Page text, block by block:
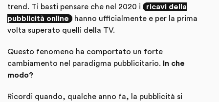
trend. Ti basti pensare che nel 2020 i
ricavi della
pubblicità online
hanno ufficialmente e per la prima
volta superato quelli della TV.
Questo fenomeno ha comportato un forte
cambiamento nel paradigma pubblicitario.
In che
modo?
Ricordi quando, qualche anno fa, la pubblicità si